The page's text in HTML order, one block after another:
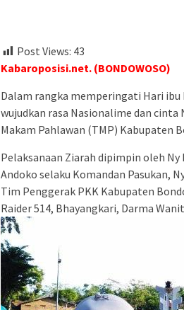
Post Views: 43
Kabaroposisi.net. (BONDOWOSO)
Dalam rangka memperingati Hari ibu
wujudkan rasa Nasionalime dan
Makam Pahlawan (TMP) Kabupaten
Pelaksanaan Ziarah dipimpin oleh Ny
Andoko selaku Komandan Pasukan,
Tim Penggerak PKK Kabupaten
Raider 514, Bhayangkari, Darma